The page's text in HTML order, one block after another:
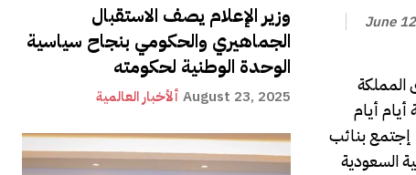
وزير الإعلام يصف الاستقبال
الجماهيري والحكومي بنجاح سياسية
الوحدة الوطنية لحكومته
ألأخبار العالمية August 23, 2025
June
المملكة
أيام
إجتمع بنائب
السعودية